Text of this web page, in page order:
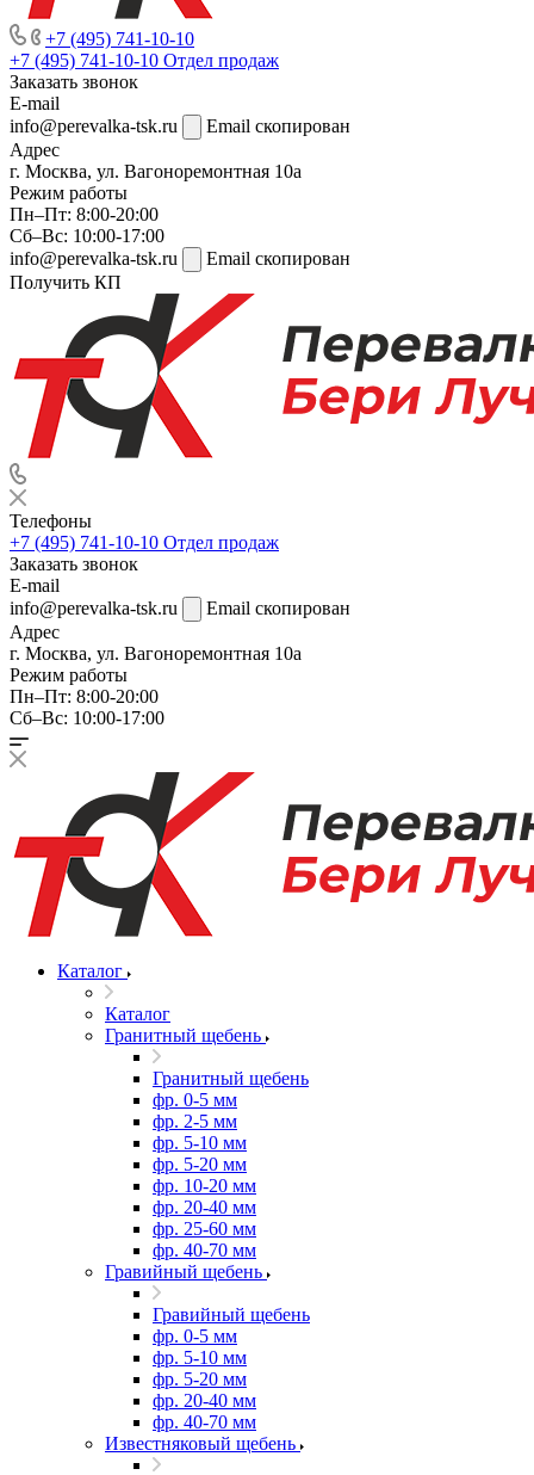
+7 (495) 741-10-10
+7 (495) 741-10-10 Отдел продаж
Заказать звонок
E-mail
info@perevalka-tsk.ru
Email скопирован
Адрес
г. Москва, ул. Вагоноремонтная 10а
Режим работы
Пн–Пт: 8:00-20:00
Сб–Вс: 10:00-17:00
info@perevalka-tsk.ru
Email скопирован
Получить КП
Телефоны
+7 (495) 741-10-10 Отдел продаж
Заказать звонок
E-mail
info@perevalka-tsk.ru
Email скопирован
Адрес
г. Москва, ул. Вагоноремонтная 10а
Режим работы
Пн–Пт: 8:00-20:00
Сб–Вс: 10:00-17:00
Каталог
Каталог
Гранитный щебень
Гранитный щебень
фр. 0-5 мм
фр. 2-5 мм
фр. 5-10 мм
фр. 5-20 мм
фр. 10-20 мм
фр. 20-40 мм
фр. 25-60 мм
фр. 40-70 мм
Гравийный щебень
Гравийный щебень
фр. 0-5 мм
фр. 5-10 мм
фр. 5-20 мм
фр. 20-40 мм
фр. 40-70 мм
Известняковый щебень